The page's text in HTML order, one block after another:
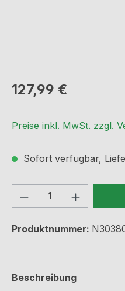
Regulärer Preis:
127,99 €
Preise inkl. MwSt. zzgl.
Sofort verfügbar,
Produkt Anzahl:
Produktnummer:
Beschreibung